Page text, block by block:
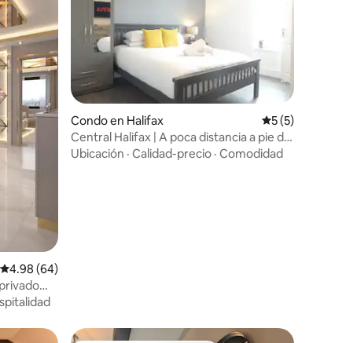
Calificación promedio: 4.98 de 5, 64 reseñas
4.98 (64)
Condo en Halifax Calificación
5 (5)
Central Halifax | A poca distancia a pie de
Piece Hall | Cama tamaño king
Ubicación · Calidad-precio · Comodidad